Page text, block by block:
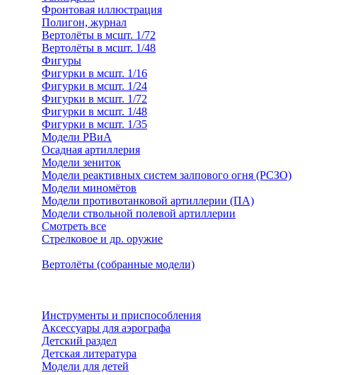
Фронтовая иллюстрация
Полигон, журнал
Вертолёты в мсшт. 1/72
Вертолёты в мсшт. 1/48
Фигуры
Фигурки в мсшт. 1/16
Фигурки в мсшт. 1/24
Фигурки в мсшт. 1/72
Фигурки в мсшт. 1/48
Фигурки в мсшт. 1/35
Модели РВиА
Осадная артиллерия
Модели зениток
Модели реактивных систем залпового огня (РСЗО)
Модели миномётов
Модели противотанковой артиллерии (ПА)
Модели ствольной полевой артиллерии
Смотреть все
Стрелковое и др. оружие
Вертолёты (собранные модели)
Инструменты и приспособления
Аксессуары для аэрографа
Детский раздел
Детская литература
Модели для детей